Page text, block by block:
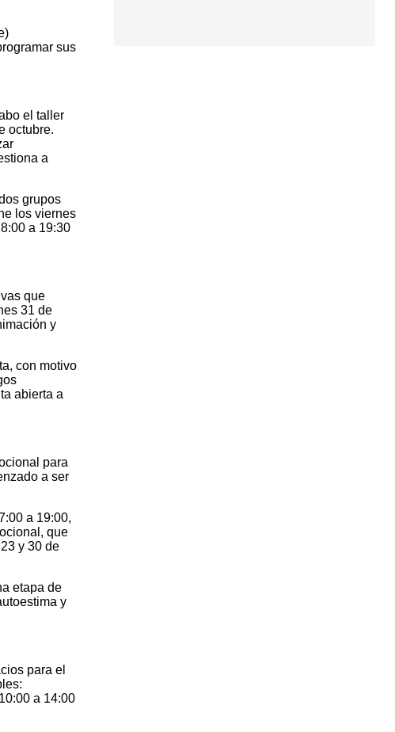
sus
el taller
octubre.
a
grupos
los viernes
a 19:30
que
31 de
y
con motivo
abierta a
para
a ser
a 19:00,
que
y 30 de
etapa de
y
para el
a 14:00